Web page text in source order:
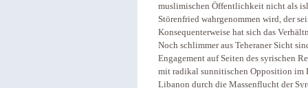
muslimischen Öffentlichkeit nicht als
Störenfried wahrgenommen wird, der
Konsequenterweise hat sich das
Noch schlimmer aus Teheraner Sicht
Engagement auf Seiten des syrischen
mit radikal sunnitischen Opposition im
Libanon durch die Massenflucht der